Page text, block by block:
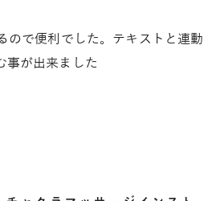
ので便利でした。テキストと連動
事が出来ました